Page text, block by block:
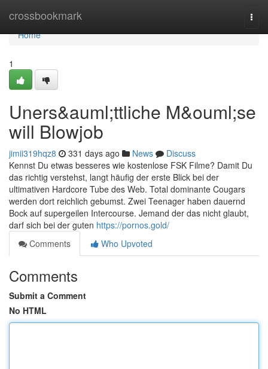
crossbookmark
Home
Home
1
Uners&auml;ttliche M&ouml;se
will Blowjob
jimii319hqz8 331 days ago News
Discuss
Kennst Du etwas besseres wie kostenlose FSK Filme? Damit Du
das richtig verstehst, langt häufig der erste Blick bei der
ultimativen Hardcore Tube des Web. Total dominante Cougars
werden dort reichlich gebumst. Zwei Teenager haben dauernd
Bock auf supergeilen Intercourse. Jemand der das nicht glaubt,
darf sich bei der guten https://pornos.gold/
Comments
Who Upvoted
Comments
Submit a Comment
No HTML